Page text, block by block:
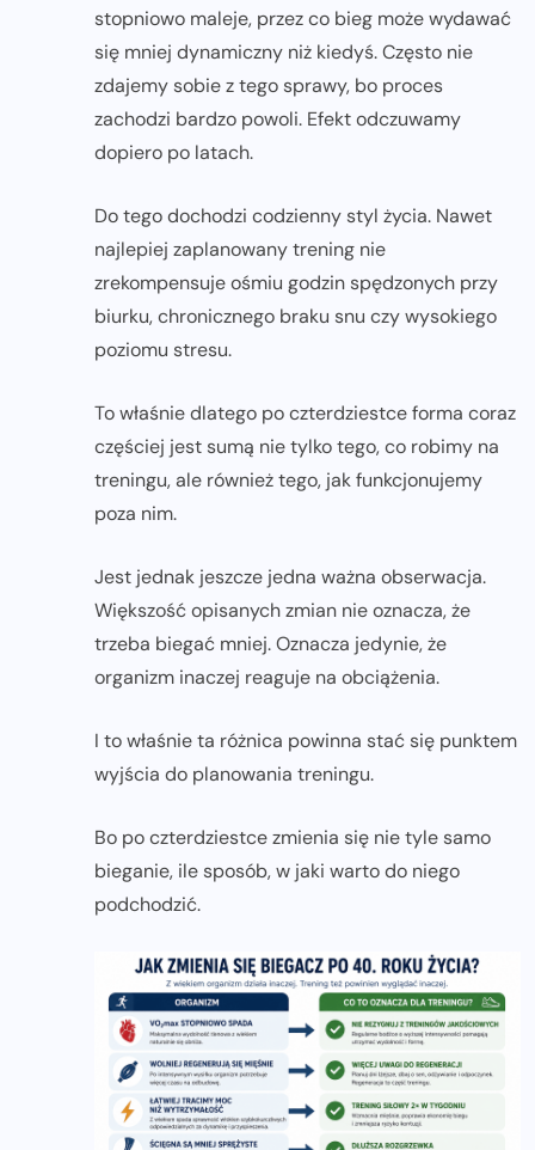
stopniowo maleje, przez co bieg może wydawać
się mniej dynamiczny niż kiedyś. Często nie
zdajemy sobie z tego sprawy, bo proces
zachodzi bardzo powoli. Efekt odczuwamy
dopiero po latach.
Do tego dochodzi codzienny styl życia. Nawet
najlepiej zaplanowany trening nie
zrekompensuje ośmiu godzin spędzonych przy
biurku, chronicznego braku snu czy wysokiego
poziomu stresu.
To właśnie dlatego po czterdziestce forma coraz
częściej jest sumą nie tylko tego, co robimy na
treningu, ale również tego, jak funkcjonujemy
poza nim.
Jest jednak jeszcze jedna ważna obserwacja.
Większość opisanych zmian nie oznacza, że
trzeba biegać mniej. Oznacza jedynie, że
organizm inaczej reaguje na obciążenia.
I to właśnie ta różnica powinna stać się punktem
wyjścia do planowania treningu.
Bo po czterdziestce zmienia się nie tyle samo
bieganie, ile sposób, w jaki warto do niego
podchodzić.